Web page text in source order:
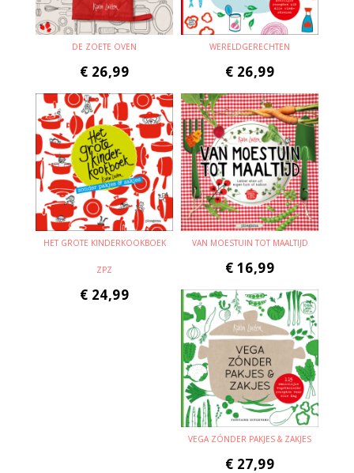
DE ZOETE OVEN
€ 26,99
WERELDGERECHTEN
€ 26,99
HET GROTE KINDERKOOKBOEK
ZPZ
€ 24,99
VAN MOESTUIN TOT MAALTIJD
€ 16,99
VEGA ZÓNDER PAKJES & ZAKJES
€ 27,99